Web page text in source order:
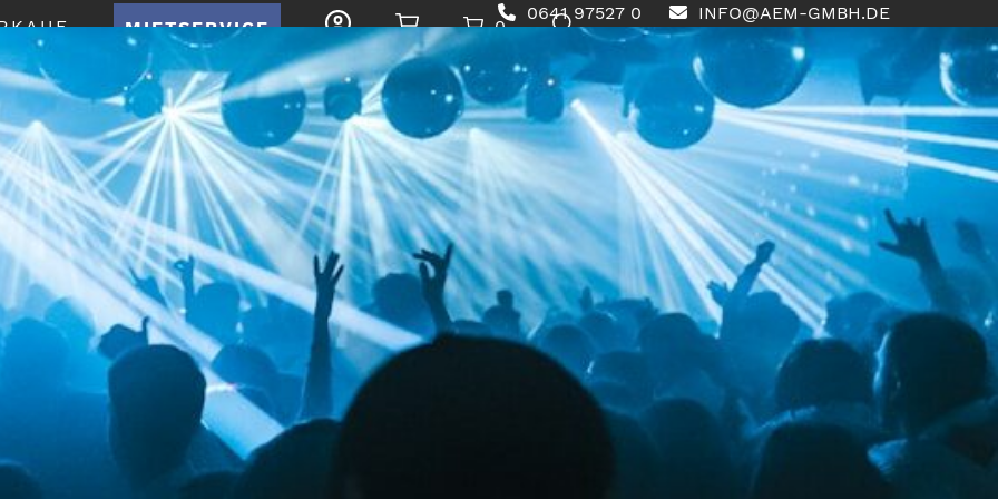
0641 97527 0 INFO@AEM-GMBH.DE
MIETSERVICE 0